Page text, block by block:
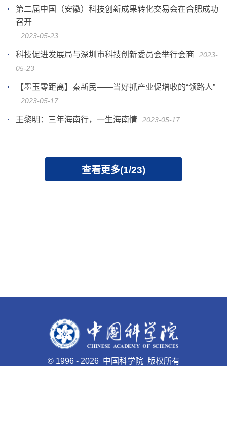
第二届中国（安徽）科技创新成果转化交易会在合肥成功
召开
2023-05-23
科技促进发展局与深圳市科技创新委员会举行会商
2023-
05-23
【墨玉零距离】秦新民——当好抓产业促增收的“领路人”
2023-05-17
王黎明：三年海南行，一生海南情 2023-05-17
查看更多(1/23)
© 1996 - 2026 中国科学院 版权所有